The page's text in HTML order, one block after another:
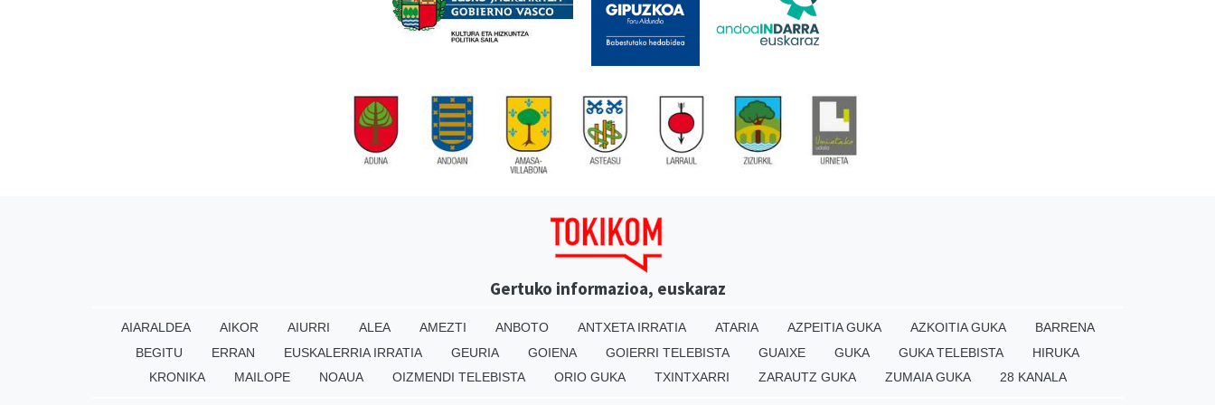
Gertuko informazioa, euskaraz
AIARALDEA AIKOR AIURRI ALEA AMEZTI ANBOTO ANTXETA IRRATIA ATARIA AZPEITIA GUKA AZKOITIA GUKA
BARRENA
BEGITU
ERRAN EUSKALERRIA IRRATIA GEURIA GOIENA GOIERRI TELEBISTA GUAIXE GUKA GUKA TELEBISTA
HIRUKA
KRONIKA
MAILOPE NOAUA OIZMENDI TELEBISTA ORIO GUKA TXINTXARRI ZARAUTZ GUKA ZUMAIA GUKA 28 KANALA